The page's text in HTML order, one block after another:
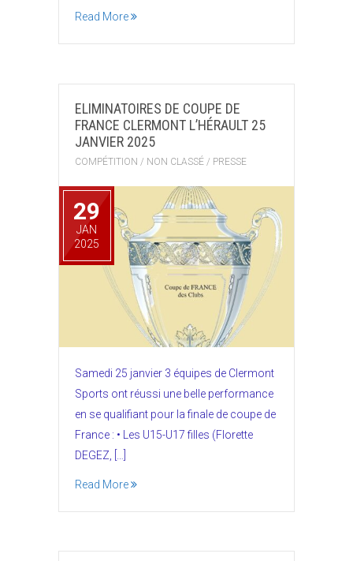
Read More
ELIMINATOIRES DE COUPE DE
FRANCE CLERMONT L’HÉRAULT 25
JANVIER 2025
COMPÉTITION / NON CLASSÉ / PRESSE
29
JAN
2025
Samedi 25 janvier 3 équipes de Clermont
Sports ont réussi une belle performance
en se qualifiant pour la finale de coupe de
France : • Les U15-U17 filles (Florette
DEGEZ, […]
Read More